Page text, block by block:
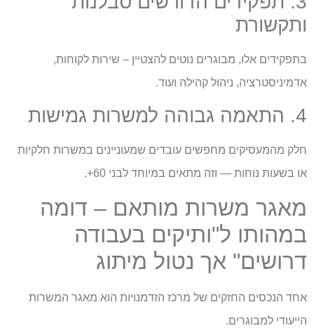
ותקשורת
בתפקידים אלו, מבוגרים נוטים להצטיין – שירות לקוחות,
אדמיניסטרציה, ניהול קהילה ועוד.
4. התאמה גבוהה למשרות גמישות
חלק מהמעסיקים מחפשים עובדים שמעוניינים במשרות חלקיות
או בשעות נוחות — וזה מתאים במיוחד לבני 60+.
מאגר משרות מותאם – דומה
במהותו ל"ותיקים בעבודה
דרושים" אך נטול מיתוג
אחד הנכסים החזקים של מרכז הזדמנויות הוא מאגר המשרות
הייעודי למבוגרים.